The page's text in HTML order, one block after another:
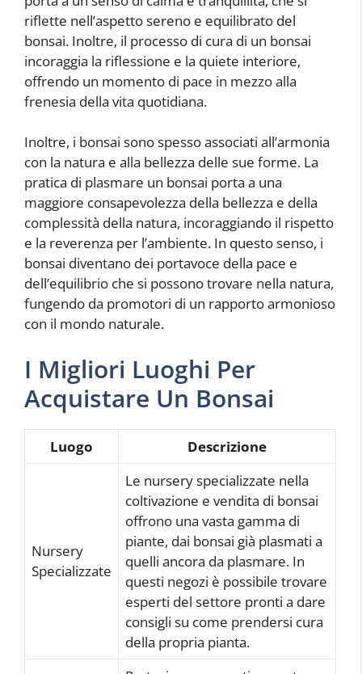
riflette nell’aspetto sereno e equilibrato del
bonsai. Inoltre, il processo di cura di un bonsai
incoraggia la riflessione e la quiete interiore,
offrendo un momento di pace in mezzo alla
frenesia della vita quotidiana.
Inoltre, i bonsai sono spesso associati all’armonia
con la natura e alla bellezza delle sue forme. La
pratica di plasmare un bonsai porta a una
maggiore consapevolezza della bellezza e della
complessità della natura, incoraggiando il rispetto
e la reverenza per l’ambiente. In questo senso, i
bonsai diventano dei portavoce della pace e
dell’equilibrio che si possono trovare nella natura,
fungendo da promotori di un rapporto armonioso
con il mondo naturale.
I Migliori Luoghi Per
Acquistare Un Bonsai
Luogo Descrizione
Nursery
Specializzate
Le nursery specializzate nella
coltivazione e vendita di bonsai
offrono una vasta gamma di
piante, dai bonsai già plasmati a
quelli ancora da plasmare. In
questi negozi è possibile trovare
esperti del settore pronti a dare
consigli su come prendersi cura
della propria pianta.